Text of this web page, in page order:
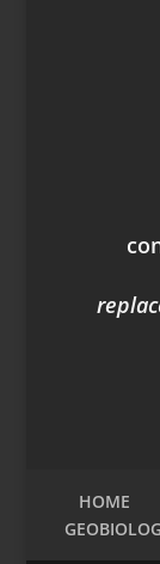
HOME